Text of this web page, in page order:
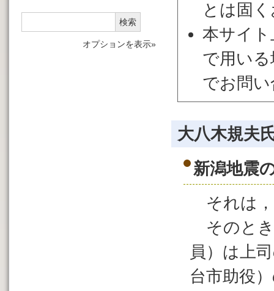
検索
オプションを表示»
とは固
本サイ
で用い
でお問
大八木規夫
新潟地震
それは，
そのとき
員）は上
台市助役